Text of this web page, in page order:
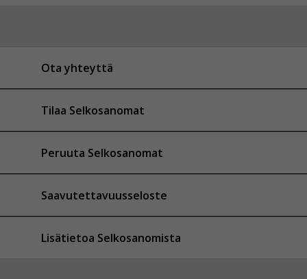
Ota yhteyttä
Tilaa Selkosanomat
Peruuta Selkosanomat
Saavutettavuusseloste
Lisätietoa Selkosanomista